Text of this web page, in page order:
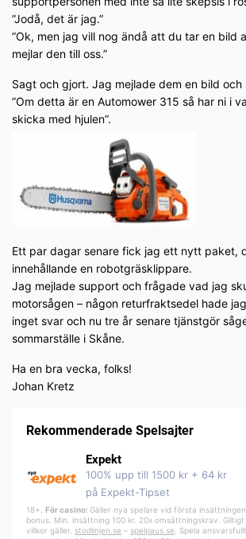
”Jodå, det är jag.”
”Ok, men jag vill nog ändå att du tar en bild
mejlar den till oss.”
Sagt och gjort. Jag mejlade dem en bild och
”Om detta är en Automower 315 så har ni i
skicka med hjulen”.
Ett par dagar senare fick jag ett nytt paket,
innehållande en robotgräsklippare.
Jag mejlade support och frågade vad jag
motorsågen – någon returfraktsedel hade
inget svar och nu tre år senare tjänstgör
sommarställe i Skåne.
Ha en bra vecka, folks!
Johan Kretz
Rekommenderade Spelsajter
Expekt
100% upp till 1500 kr + 64 kr
på Expekt-Tipset
18+. För casino: Gäller nya spelare vid första
bonus. Min. insättning 100 kr. 20x omsättningskrav. Giltigt
villkor gäller. stodlinjen.se – spelpaus.se . Spela ansvarsfullt.